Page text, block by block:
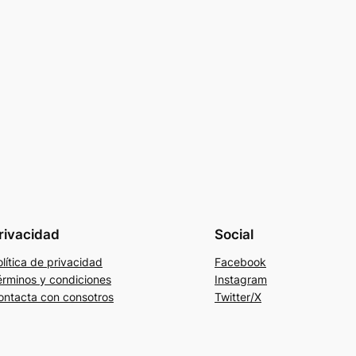
de privacidad
y condiciones
con consotros
Social
Facebook
Instagram
Twitter/X